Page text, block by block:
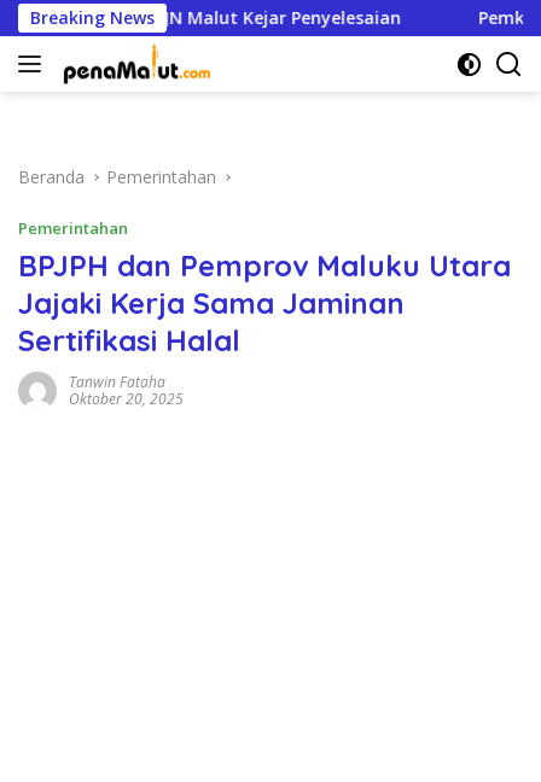
Langsung
ke
konten
Breaking News
Persen, BPJN Malut Kejar Penyelesaian Pemkot
Beranda Pemerintahan
Pemerintahan
BPJPH dan Pemprov Maluku Utara
Jajaki Kerja Sama Jaminan
Sertifikasi Halal
Tanwin Fataha
Oktober 20, 2025